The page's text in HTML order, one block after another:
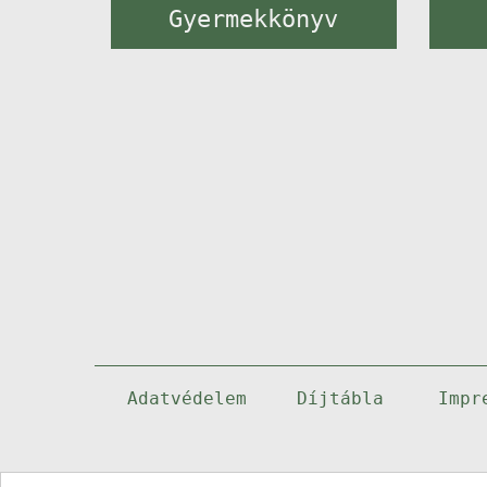
Gyermekkönyv
Adatvédelem Díjtábla